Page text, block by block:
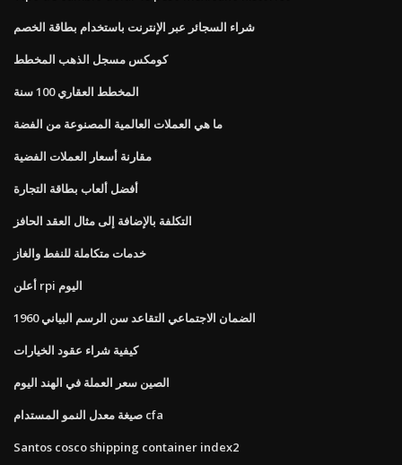
شراء السجائر عبر الإنترنت باستخدام بطاقة الخصم
كومكس مسجل الذهب المخطط
المخطط العقاري 100 سنة
ما هي العملات العالمية المصنوعة من الفضة
مقارنة أسعار العملات الفضية
أفضل ألعاب بطاقة التجارة
التكلفة بالإضافة إلى مثال العقد الحافز
خدمات متكاملة للنفط والغاز
أعلن rpi اليوم
الضمان الاجتماعي التقاعد سن الرسم البياني 1960
كيفية شراء عقود الخيارات
الصين سعر العملة في الهند اليوم
صيغة معدل النمو المستدام cfa
Santos cosco shipping container index2